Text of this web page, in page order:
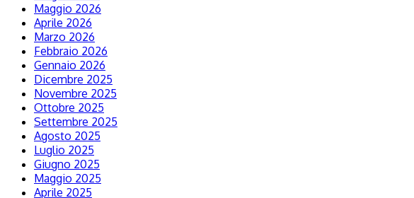
Maggio 2026
Aprile 2026
Marzo 2026
Febbraio 2026
Gennaio 2026
Dicembre 2025
Novembre 2025
Ottobre 2025
Settembre 2025
Agosto 2025
Luglio 2025
Giugno 2025
Maggio 2025
Aprile 2025